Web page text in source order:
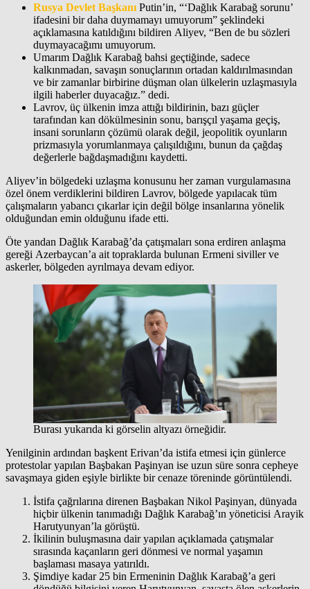
Rusya Devlet Başkanı Putin’in, “‘Dağlık Karabağ sorunu’
ifadesini bir daha duymamayı umuyorum” şeklindeki
açıklamasına katıldığını bildiren Aliyev, “Ben de bu sözleri
duymayacağımı umuyorum.
Umarım Dağlık Karabağ bahsi geçtiğinde, sadece
kalkınmadan, savaşın sonuçlarının ortadan kaldırılmasından
ve bir zamanlar birbirine düşman olan ülkelerin uzlaşmasıyla
ilgili haberler duyacağız.” dedi.
Lavrov, üç ülkenin imza attığı bildirinin, bazı güçler
tarafından kan dökülmesinin sonu, barışçıl yaşama geçiş,
insani sorunların çözümü olarak değil, jeopolitik oyunların
prizmasıyla yorumlanmaya çalışıldığını, bunun da çağdaş
değerlerle bağdaşmadığını kaydetti.
Aliyev’in bölgedeki uzlaşma konusunu her zaman vurgulamasına
özel önem verdiklerini bildiren Lavrov, bölgede yapılacak tüm
çalışmaların yabancı çıkarlar için değil bölge insanlarına yönelik
olduğundan emin olduğunu ifade etti.
Öte yandan Dağlık Karabağ’da çatışmaları sona erdiren anlaşma
gereği Azerbaycan’a ait topraklarda bulunan Ermeni siviller ve
askerler, bölgeden ayrılmaya devam ediyor.
Burası yukarıda ki görselin altyazı örneğidir.
Yenilginin ardından başkent Erivan’da istifa etmesi için günlerce
protestolar yapılan Başbakan Paşinyan ise uzun süre sonra cepheye
savaşmaya giden eşiyle birlikte bir cenaze töreninde görüntülendi.
İstifa çağrılarına direnen Başbakan Nikol Paşinyan, dünyada
hiçbir ülkenin tanımadığı Dağlık Karabağ’ın yöneticisi Arayik
Harutyunyan’la görüştü.
İkilinin buluşmasına dair yapılan açıklamada çatışmalar
sırasında kaçanların geri dönmesi ve normal yaşamın
başlaması masaya yatırıldı.
Şimdiye kadar 25 bin Ermeninin Dağlık Karabağ’a geri